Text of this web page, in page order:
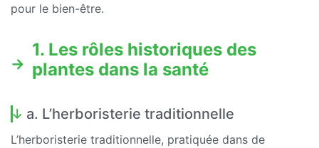
pour le bien-être.
1. Les rôles historiques des
plantes dans la santé
a. L’herboristerie traditionnelle
L’herboristerie traditionnelle, pratiquée dans de